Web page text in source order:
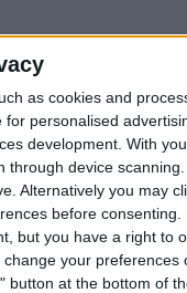
as cookies and
personalised
development. With
device
Alternatively you may
before consenting.
but you have a right to
your preferences
at the bottom of
Hache